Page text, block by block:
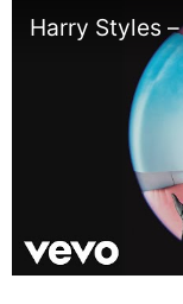
Harry Styles